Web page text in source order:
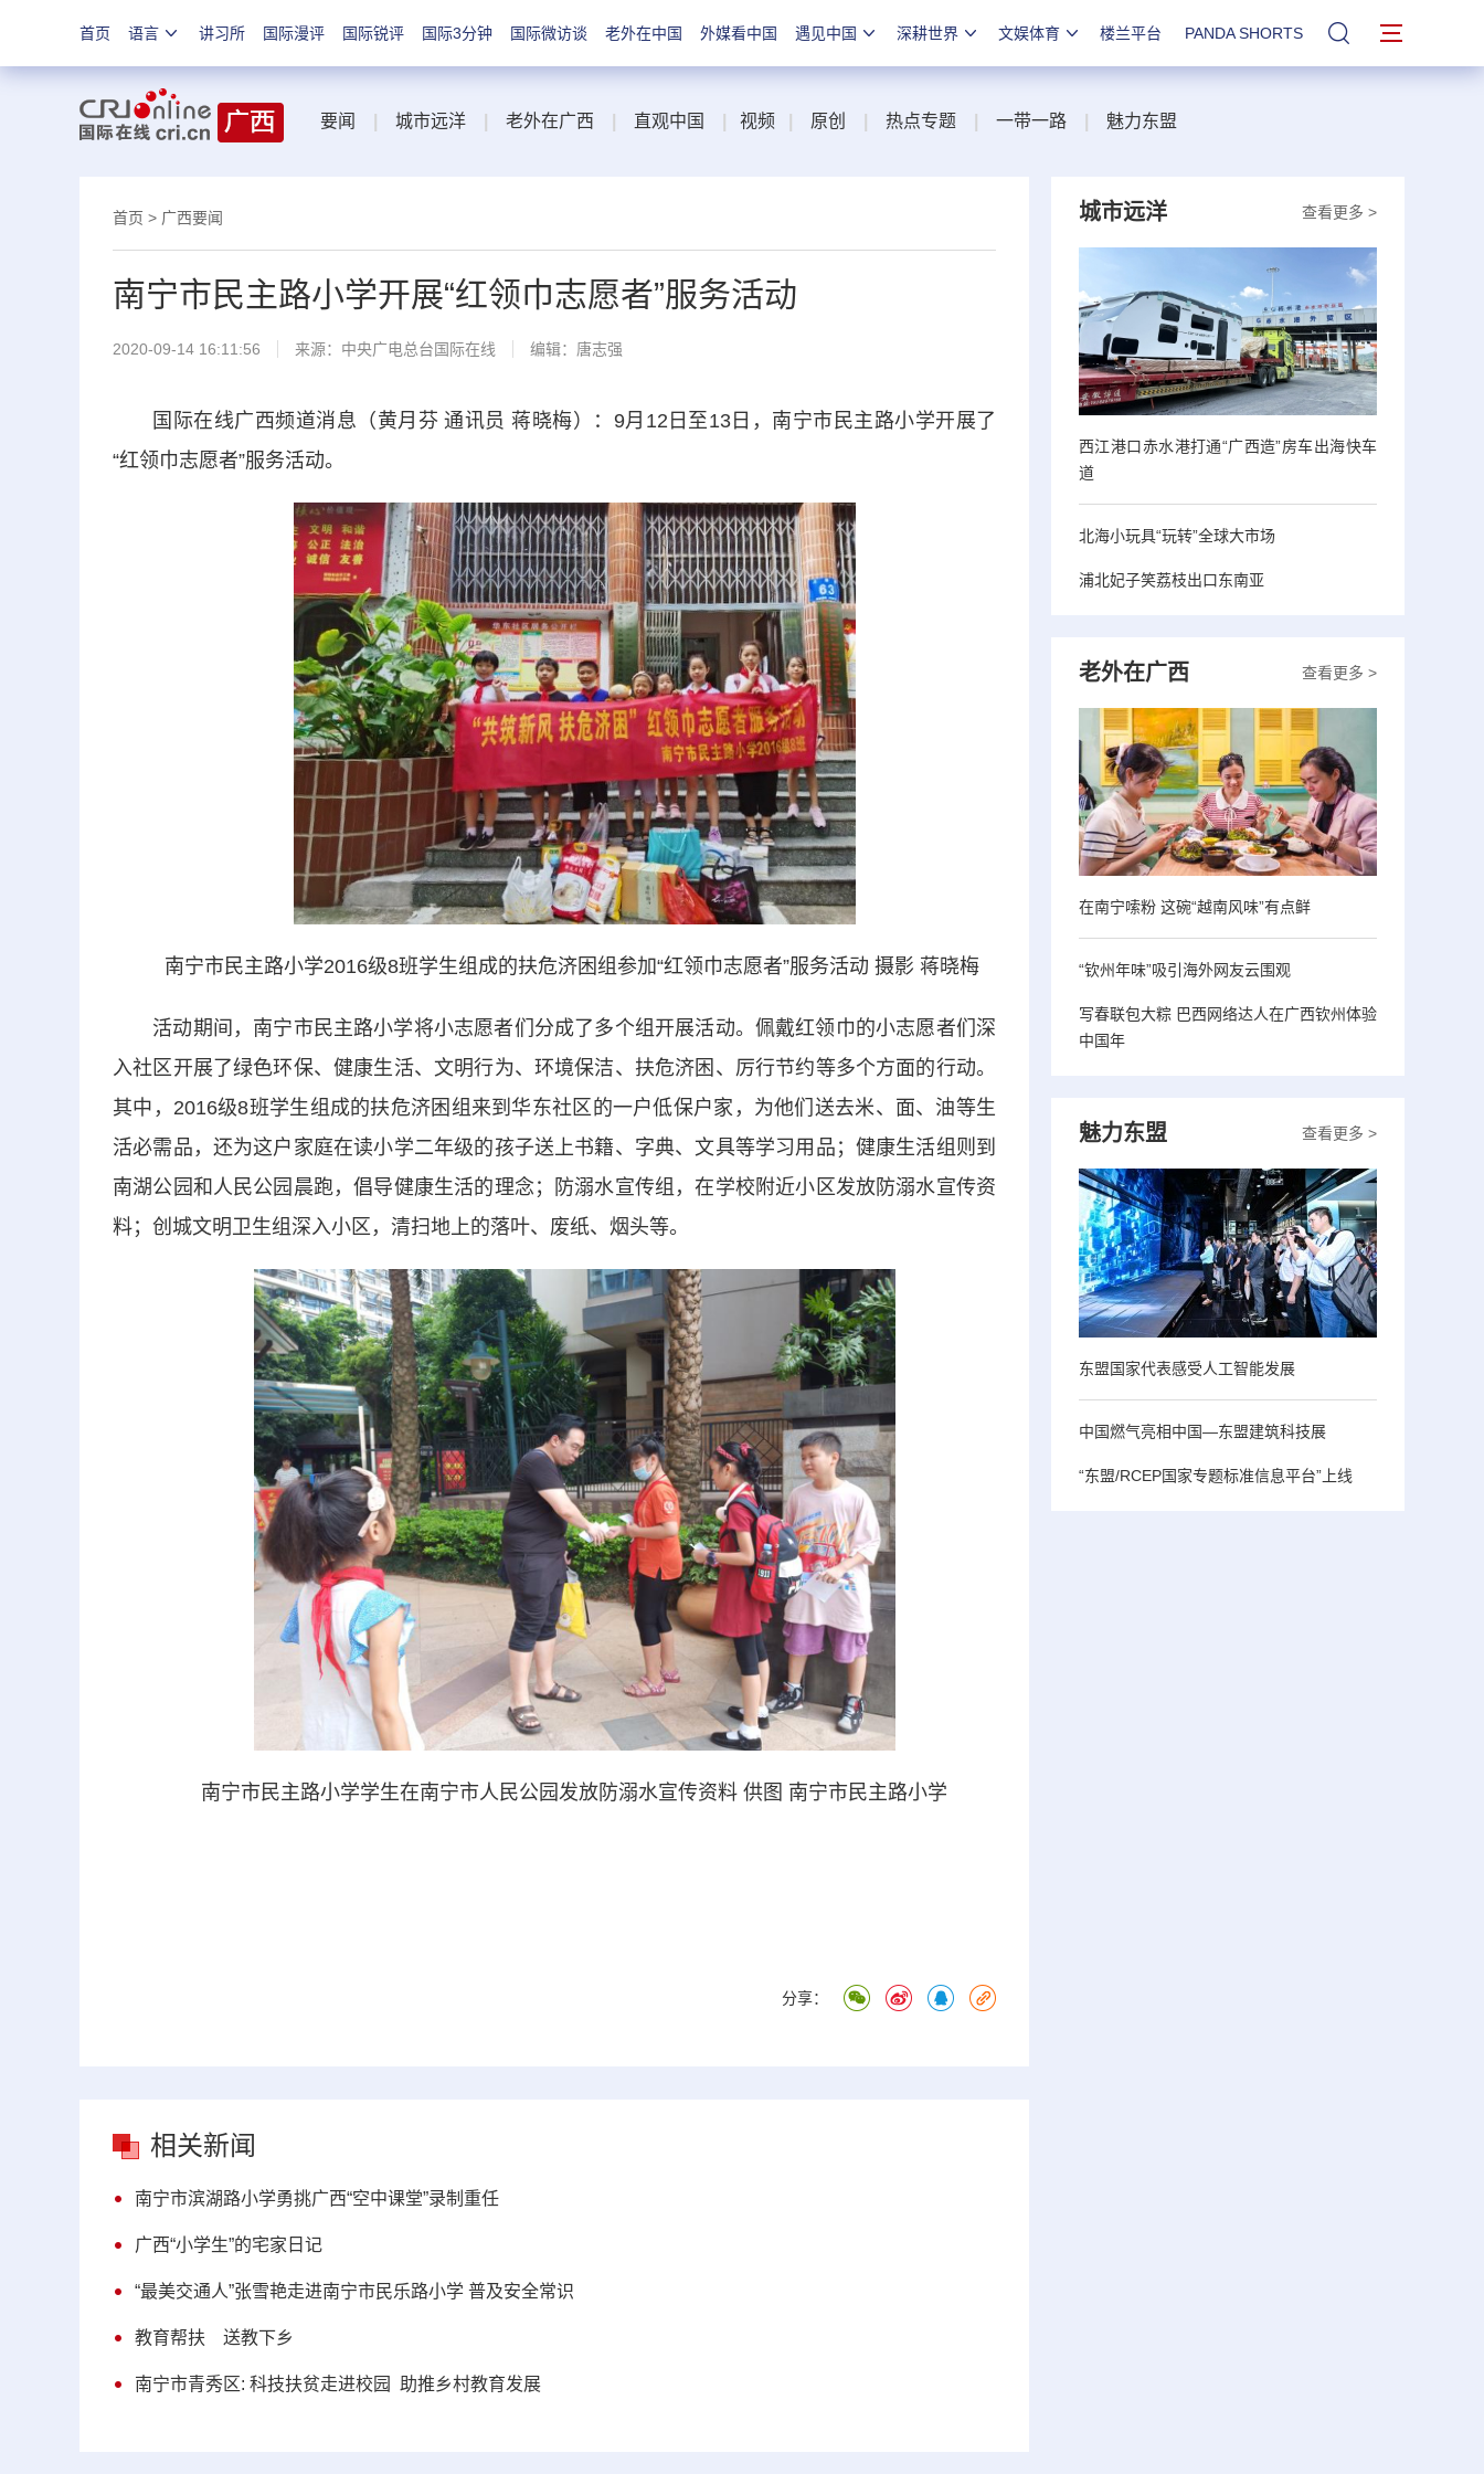
首页 语言 讲习所 国际漫评 国际锐评 国际3分钟 国际微访谈 老外在中国 外媒看中国 遇见中国 深耕世界 文娱体育 楼兰平台 PANDA SHORTS 站内搜索
要闻 城市远洋 老外在广西 直观中国 视频 原创 热点专题 一带一路 魅力东盟
首页 > 广西要闻
南宁市民主路小学开展“红领巾志愿者”服务活动
2020-09-14 16:11:56 来源： 中央广电总台国际在线 编辑：唐志强
国际在线广西频道消息（黄月芬 通讯员 蒋晓梅）：9月12日至13日，南宁市民主路小学开展了
“红领巾志愿者”服务活动。
南宁市民主路小学2016级8班学生组成的扶危济困组参加“红领巾志愿者”服务活动 摄影 蒋晓梅
活动期间，南宁市民主路小学将小志愿者们分成了多个组开展活动。佩戴红领巾的小志愿者们深
入社区开展了绿色环保、健康生活、文明行为、环境保洁、扶危济困、厉行节约等多个方面的行动。
其中，2016级8班学生组成的扶危济困组来到华东社区的一户低保户家，为他们送去米、面、油等生
活必需品，还为这户家庭在读小学二年级的孩子送上书籍、字典、文具等学习用品；健康生活组则到
南湖公园和人民公园晨跑，倡导健康生活的理念；防溺水宣传组，在学校附近小区发放防溺水宣传资
料；创城文明卫生组深入小区，清扫地上的落叶、废纸、烟头等。
南宁市民主路小学学生在南宁市人民公园发放防溺水宣传资料 供图 南宁市民主路小学
分享：
相关新闻
南宁市滨湖路小学勇挑广西“空中课堂”录制重任
广西“小学生”的宅家日记
“最美交通人”张雪艳走进南宁市民乐路小学 普及安全常识
教育帮扶 送教下乡
南宁市青秀区: 科技扶贫走进校园 助推乡村教育发展
查看更多 >
城市远洋
西江港口赤水港打通“广西造”房车出海快车
道
北海小玩具“玩转”全球大市场
浦北妃子笑荔枝出口东南亚
查看更多 >
老外在广西
在南宁嗦粉 这碗“越南风味”有点鲜
“钦州年味”吸引海外网友云围观
写春联包大粽 巴西网络达人在广西钦州体验
中国年
查看更多 >
魅力东盟
东盟国家代表感受人工智能发展
中国燃气亮相中国—东盟建筑科技展
“东盟/RCEP国家专题标准信息平台”上线